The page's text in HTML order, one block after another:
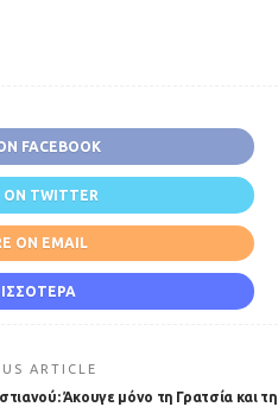
FACEBOOK
ON TWITTER
ON EMAIL
ARTICLE
Άκουγε μόνο τη Γρατσία και τη